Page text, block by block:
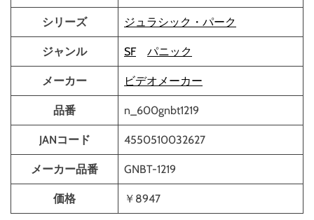
シリーズ ジュラシック・パーク
ジャンル SF パニック
メーカー ビデオメーカー
品番 n_600gnbt1219
JANコード 4550510032627
メーカー品番 GNBT-1219
価格 ￥8947